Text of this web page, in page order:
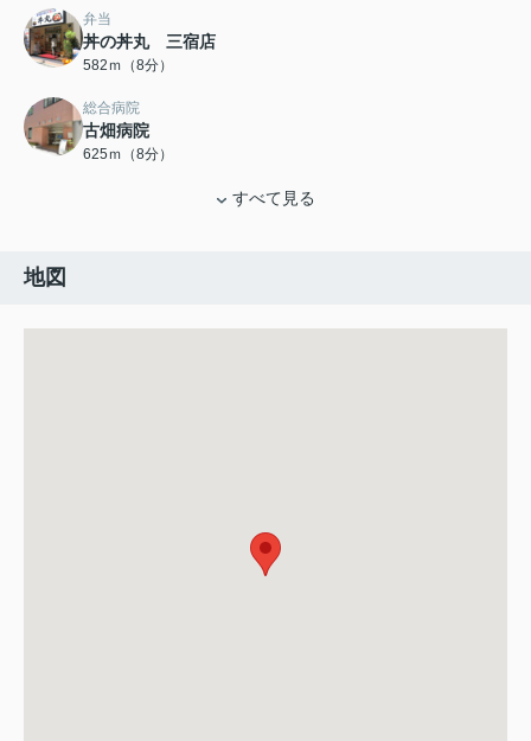
弁当
丼の丼丸 三宿店
582ｍ（8分）
総合病院
古畑病院
625ｍ（8分）
すべて見る
地図